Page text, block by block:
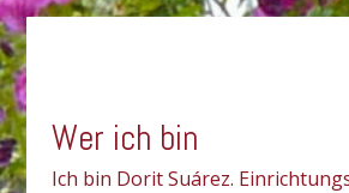
Wer ich bin
Ich bin Dorit Suárez.